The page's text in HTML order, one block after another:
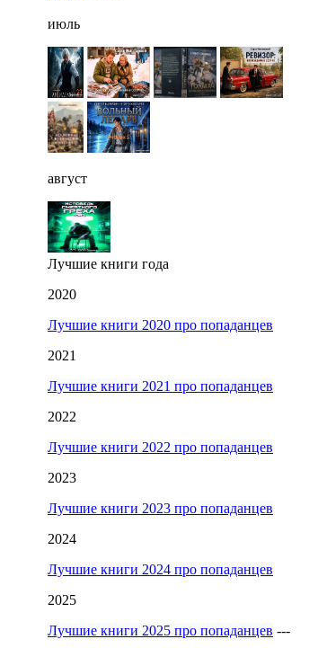
июль
август
Лучшие книги года
2020
Лучшие книги 2020 про попаданцев
2021
Лучшие книги 2021 про попаданцев
2022
Лучшие книги 2022 про попаданцев
2023
Лучшие книги 2023 про попаданцев
2024
Лучшие книги 2024 про попаданцев
2025
Лучшие книги 2025 про попаданцев ---